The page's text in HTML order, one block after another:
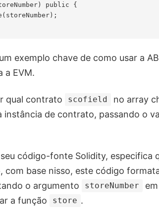
public {
exemplo chave de como usar a
a EVM.
qual contrato scofield
no array
instância de contrato, passando o
código-fonte Solidity, especifica
com base nisso, este código
o argumento
storeNumber
a função
store .